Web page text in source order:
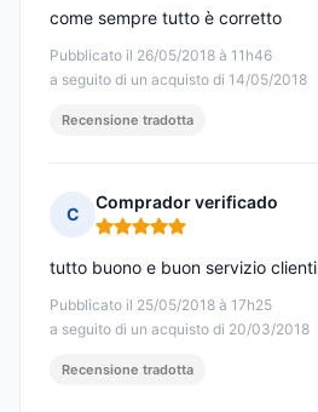
Pubblicato il 26/05/2018 à 11h46
a seguito di un acquisto di 14/05/2018
come sempre tutto è corretto
Recensione tradotta
C
Comprador verificado
Nota: 5 su 5
Pubblicato il 25/05/2018 à 17h25
a seguito di un acquisto di 20/03/2018
tutto buono e buon servizio clienti
Recensione tradotta